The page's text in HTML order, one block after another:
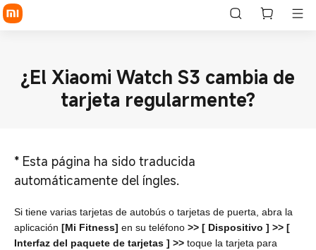
¿El Xiaomi Watch S3 cambia de
tarjeta regularmente?
* Esta página ha sido traducida
automáticamente del íngles.
Si tiene varias tarjetas de autobús o tarjetas de puerta, abra la
aplicación [Mi Fitness] en su teléfono >> [ Dispositivo ] >> [
Interfaz del paquete de tarjetas ] >> toque la tarjeta para